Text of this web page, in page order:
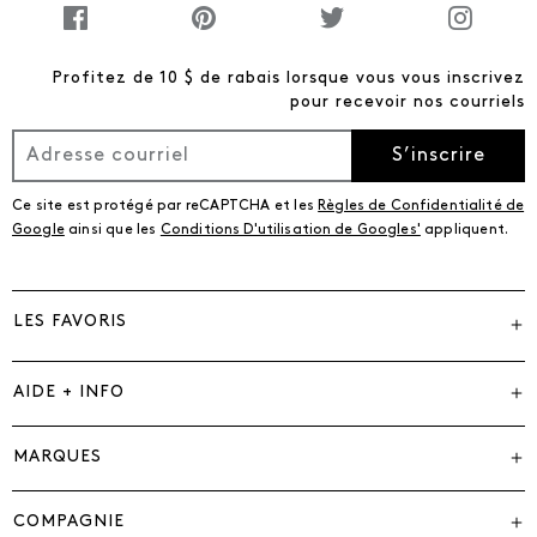
Profitez de 10 $ de rabais lorsque vous vous inscrivez
pour recevoir nos courriels
S’inscrire
Ce site est protégé par reCAPTCHA et les Règles de Confidentialité de
Googleainsi que les Conditions D'utilisation de Googles' appliquent.
LES FAVORIS
AIDE + INFO
MARQUES
COMPAGNIE